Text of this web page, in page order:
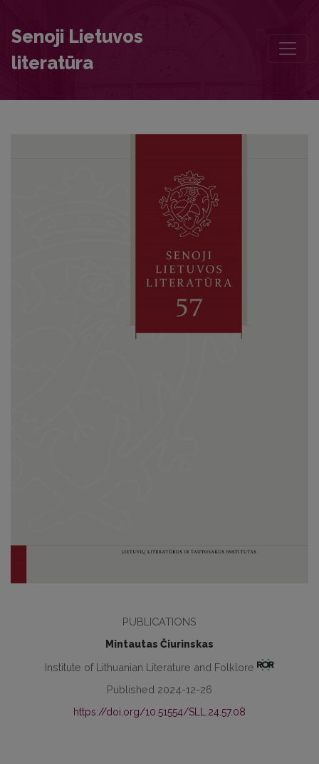
Senoji Lietuvos
literatūra
PUBLICATIONS
Mintautas Čiurinskas
Institute of Lithuanian Literature and Folklore
Published 2024-12-26
https://doi.org/10.51554/SLL.24.57.08